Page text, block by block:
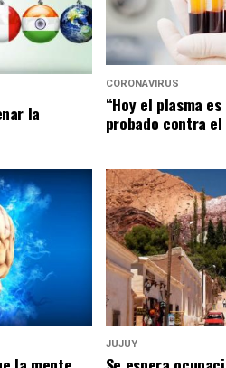
la
CORONAVIRUS
“Hoy el plasma
probado contra el
JUJUY